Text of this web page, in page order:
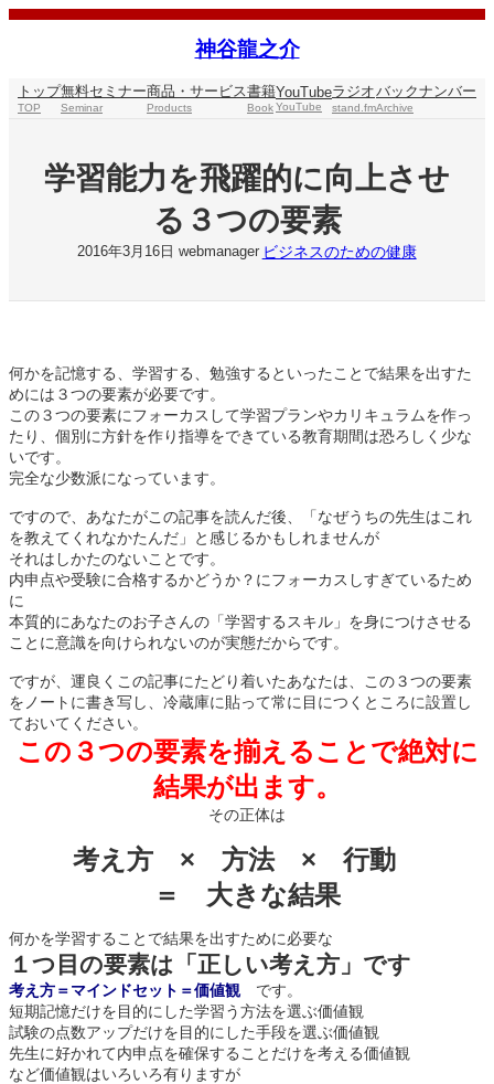
内
キ
神谷龍之介
トップ
TOP
無料セミナー
Seminar
商品・サービス
Products
書籍
Book
YouTube
YouTube
ラジオ
stand.fm
バックナンバー
Archive
学習能力を飛躍的に向上させ
る３つの要素
2016年3月16日 webmanager ビジネスのための健康
何かを記憶する、学習する、勉強するといったことで結果を出すた
めには３つの要素が必要です。
この３つの要素にフォーカスして学習プランやカリキュラムを作っ
たり、個別に方針を作り指導をできている教育期間は恐ろしく少な
いです。
完全な少数派になっています。
ですので、あなたがこの記事を読んだ後、「なぜうちの先生はこれ
を教えてくれなかたんだ」と感じるかもしれませんが
それはしかたのないことです。
内申点や受験に合格するかどうか？にフォーカスしすぎているため
に
本質的にあなたのお子さんの「学習するスキル」を身につけさせる
ことに意識を向けられないのが実態だからです。
ですが、運良くこの記事にたどり着いたあなたは、この３つの要素
をノートに書き写し、冷蔵庫に貼って常に目につくところに設置し
ておいてください。
この３つの要素を揃えることで絶対に
結果が出ます。
その正体は
考え方 × 方法 × 行動
＝ 大きな結果
何かを学習することで結果を出すために必要な
１つ目の要素は「正しい考え方」です
考え方＝マインドセット＝価値観 です。
短期記憶だけを目的にした学習う方法を選ぶ価値観
試験の点数アップだけを目的にした手段を選ぶ価値観
先生に好かれて内申点を確保することだけを考える価値観
など価値観はいろいろ有りますが